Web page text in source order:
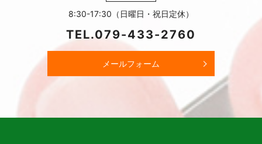
8:30-17:30（日曜日・祝日定休）
TEL.079-433-2760
メールフォーム